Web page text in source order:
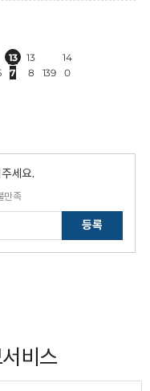
13
7
13
8
139
14
0
세요.
만족
등록
비스